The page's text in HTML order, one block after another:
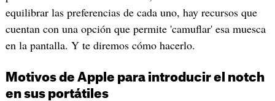
equilibrar las preferencias de cada uno, hay recursos que
cuentan con una opción que permite 'camuflar' esa muesca
en la pantalla. Y te diremos cómo hacerlo.
Motivos de Apple para introducir el notch
en sus portátiles